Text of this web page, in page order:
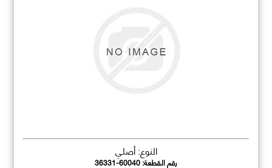
النوع: أصلي
رقم القطعة:36331-60040